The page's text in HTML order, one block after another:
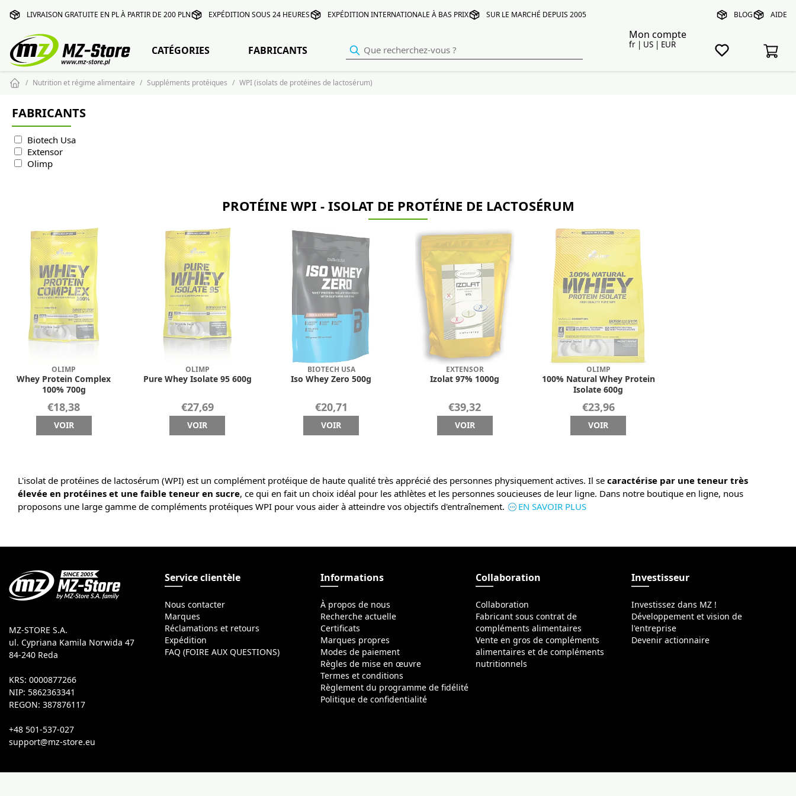
LIVRAISON GRATUITE EN PL À PARTIR DE 200 PLN EXPÉDITION SOUS 24 HEURES EXPÉDITION INTERNATIONALE À BAS PRIX SUR LE MARCHÉ DEPUIS 2005 BLOG AIDE
Mon compte
fr | US | EUR
CATÉGORIES FABRICANTS
Nutrition et régime alimentaire Suppléments protéiques WPI (isolats de protéines de lactosérum)
FABRICANTS
Biotech Usa
Extensor
Olimp
PROTÉINE WPI - ISOLAT DE PROTÉINE DE LACTOSÉRUM
OLIMP
Whey Protein Complex
100% 700g
€18,38
VOIR
OLIMP
Pure Whey Isolate 95 600g
€27,69
VOIR
BIOTECH USA
Iso Whey Zero 500g
€20,71
VOIR
EXTENSOR
Izolat 97% 1000g
€39,32
VOIR
OLIMP
100% Natural Whey Protein
Isolate 600g
€23,96
VOIR
L'isolat de protéines de lactosérum (WPI) est un complément protéique de haute qualité très apprécié des personnes physiquement actives. Il se caractérise par une teneur très
élevée en protéines et une faible teneur en sucre , ce qui en fait un choix idéal pour les athlètes et les personnes soucieuses de leur ligne. Dans notre boutique en ligne, nous
proposons une large gamme de compléments protéiques WPI pour vous aider à atteindre vos objectifs d'entraînement.
EN SAVOIR PLUS
MZ-STORE S.A.
ul. Cypriana Kamila Norwida 47
84-240 Reda
KRS: 0000877266
NIP: 5862363341
REGON: 387876117
+48 501-537-027
Service clientèle
Nous contacter
Marques
Réclamations et retours
Expédition
FAQ (FOIRE AUX QUESTIONS)
Informations
À propos de nous
Recherche actuelle
Certificats
Marques propres
Modes de paiement
Règles de mise en œuvre
Termes et conditions
Règlement du programme de fidélité
Politique de confidentialité
Collaboration
Collaboration
Fabricant sous contrat de
compléments alimentaires
Vente en gros de compléments
alimentaires et de compléments
nutritionnels
Investisseur
Investissez dans MZ !
Développement et vision de
l'entreprise
Devenir actionnaire